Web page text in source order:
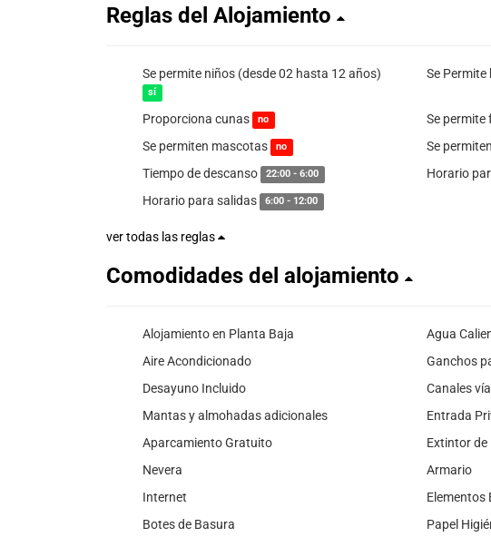
Reglas del Alojamiento
Se permite niños (desde 02 hasta 12 años)
sí
Se Permite
Proporciona cunas no Se permite
Se permiten mascotas no Se
Tiempo de descanso 22:00 - 6:00 Horario
Horario para salidas 6:00 - 12:00
ver todas las reglas
Comodidades del alojamiento
Alojamiento en Planta Baja
Agua
Aire Acondicionado
Ganchos
Desayuno Incluido
Canales
Mantas y almohadas adicionales
Entrada
Aparcamiento Gratuito
Extintor de
Nevera
Armario
Internet
Elementos
Botes de Basura
Papel